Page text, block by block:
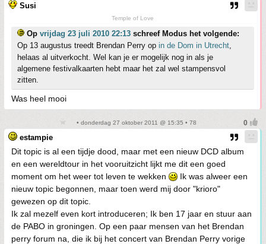
Susi
Temple of Love
Op vrijdag 23 juli 2010 22:13 schreef Modus het volgende:
Op 13 augustus treedt Brendan Perry op in de Dom in Utrecht,
helaas al uitverkocht. Wel kan je er mogelijk nog in als je
algemene festivalkaarten hebt maar het zal wel stampensvol
zitten.
Was heel mooi
• donderdag 27 oktober 2011 @ 15:35 • 78
estampie
Dit topic is al een tijdje dood, maar met een nieuw DCD album
en een wereldtour in het vooruitzicht lijkt me dit een goed
moment om het weer tot leven te wekken
Ik was alweer een
nieuw topic begonnen, maar toen werd mij door "krioro"
gewezen op dit topic.
Ik zal mezelf even kort introduceren; Ik ben 17 jaar en stuur aan
de PABO in groningen. Op een paar mensen van het Brendan
perry forum na, die ik bij het concert van Brendan Perry vorige